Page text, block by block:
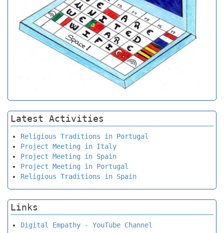
Latest Activities
Religious Traditions in Portugal
Project Meeting in Italy
Project Meeting in Spain
Project Meeting in Portugal
Religious Traditions in Spain
Links
Digital Empathy - YouTube Channel